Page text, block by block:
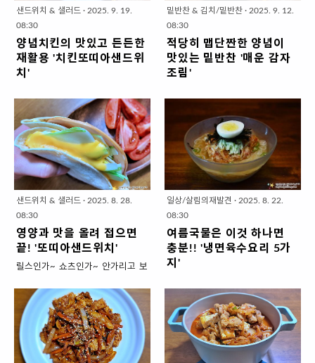
득 담긴 집반찬으로 재탄생시키는
고 싶은 소망!!!그 어려운 걸 해냈다
는거 아닙니까~앞으로 나만의 꼼수
레시피를 소개할테니 밑반찬 쉽고
손맛 가득~집반찬으로 변신 '메추
리알장조림' 1. 재료 준비 ▣ 주재료
: 공장표(완제품) 메추리알 장조림 1
봉지(600g), 국물용왕멸치 5마리,
4x4cm 다시마 2장, 청양고추 1개..
에 유부랑 생대파 때려넣은 그맛!!
았었나봐요.밤에 서늘한 바람이 부
니 따뜻한 국물이 절로 생각나면서
옛날 그 우동이 먹고 싶었습니다.멸
나머지 재료를 칼질 할 필요없이 그
냥 가위로 잘라 넣으면 될정도로 간
단해요.유부랑 우동면 사오는 길에
김밥집도 들려서... 가장 기본맛 깁
밥으로 사와서 함께 드셔보세요. 한
그릇에 진하게 담긴 추억의 맛! ..
샌드위치 & 샐러드 · 2025. 9. 19.
08:30
양념치킨의 맛있고 든든한
재활용 '치킨또띠아샌드위
치'
활동 쬐금하고 살림 많~~~이하는
아줌마라 놀 시간이 '금토일'만 있는
것은 아니지만~이왕이면 남들 놀
때 저도 놀아야 '노는 맛'이 더 살아
나는 느낌이라 치맥은 금요일에 합
니다.야들야들한 다리랑 날개를 맥
주에 곁들여 먹다보면 배불러서 늘
뉴로 재활용해보세요.샌드위치로
만드느는 것인데요 퍽퍽한 부위라
서 식빵보다는 얇은 또띠아로 감싸
머금은 채소 듬뿍 넣어서 촉촉한 샌
드위치로 만들어보겠습니다. 양념
치킨의 맛있고 든든한 재활용 '치킨
또띠아샌드위치' 1. 재료 준비 ( 2인
분) ▣ 주재료 : 또띠아(8인치) 2장,
밑반찬 & 김치/밑반찬 · 2025. 9. 12.
08:30
적당히 맵단짠한 양념이
맛있는 밑반찬 '매운 감자
조림'
침 저녁으로 쌀쌀해지니 따뜻한 국
물도 생각나고.. 고슬고슬한 흰쌀밥
이랑 반찬이 있는 밥상이 땡깁니다.
면을 먹을때야 김치만 있으면 됐는
데 한상 차려서 먹을려니 밑반찬 몇
가지는 있어야겠더라고요.오이지도
장을 섰지만 감자와 고추장의 두 전
분이 만나 텁텁한 맛이 느껴져서 고
춧가루와 간장으로 깔끔하게 볶아
이 맛있는 밑반찬 '매운 감자조림' 1
. 재료 준비 (4인분 X 2회 밑반찬) ▣
주재료 : 감자(큰것) 3개, 대파
10cm 한토막, 청양고추1개, 식용
유2밥숟가락 * 감자 큰것 1개 = 성
샌드위치 & 샐러드 · 2025. 8. 28.
08:30
영양과 맛을 올려 접으면
끝! '또띠아샌드위치'
릴스인가~ 쇼츠인가~ 안가리고 보
하는데 간단하고 영양도 있으면서
칼로리도 낮아보고 맛있어 보이
고..... 좋은 것은 다 때려넣은 레시피
를 발견했습니다.또띠아 위에 손질
이 매운 간단한 재료만 척척 올려서
일상/살림의재발견 · 2025. 8. 22.
08:30
여름국물은 이것 하나면
충분!! '냉면육수요리 5가
지'
겹다'라는 생각이 들었습니다.젊을
때야 '에어컨 바람 is 은혜이자 축복'
이었는데 차갑고 건조한 이 바람을
그만 맡고 싶네요.날이 이렇게 더운
데 뜬금없이 목감기가 들어서 ... 골